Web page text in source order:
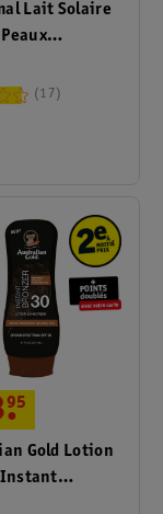
Lait Solaire
Peaux
17
Gold Lotion
.
95